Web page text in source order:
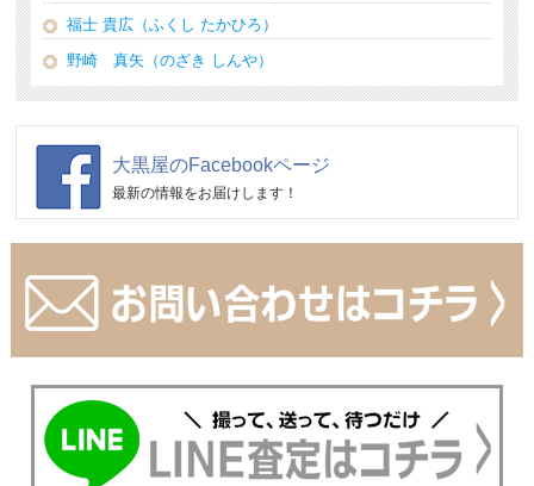
福士 貴広（ふくし たかひろ）
野崎 真矢（のざき しんや）
大黒屋のFacebookページ
最新の情報をお届けします！